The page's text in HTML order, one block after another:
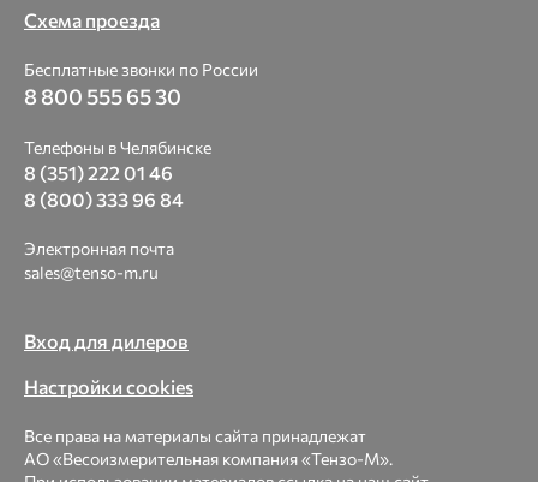
Схема проезда
Бесплатные звонки по России
8 800 555 65 30
Телефоны в Челябинске
8 (351) 222 01 46
8 (800) 333 96 84
Электронная почта
sales@tenso-m.ru
Вход для дилеров
Настройки cookies
Все права на материалы сайта принадлежат
АО «Весоизмерительная компания «Тензо-М».